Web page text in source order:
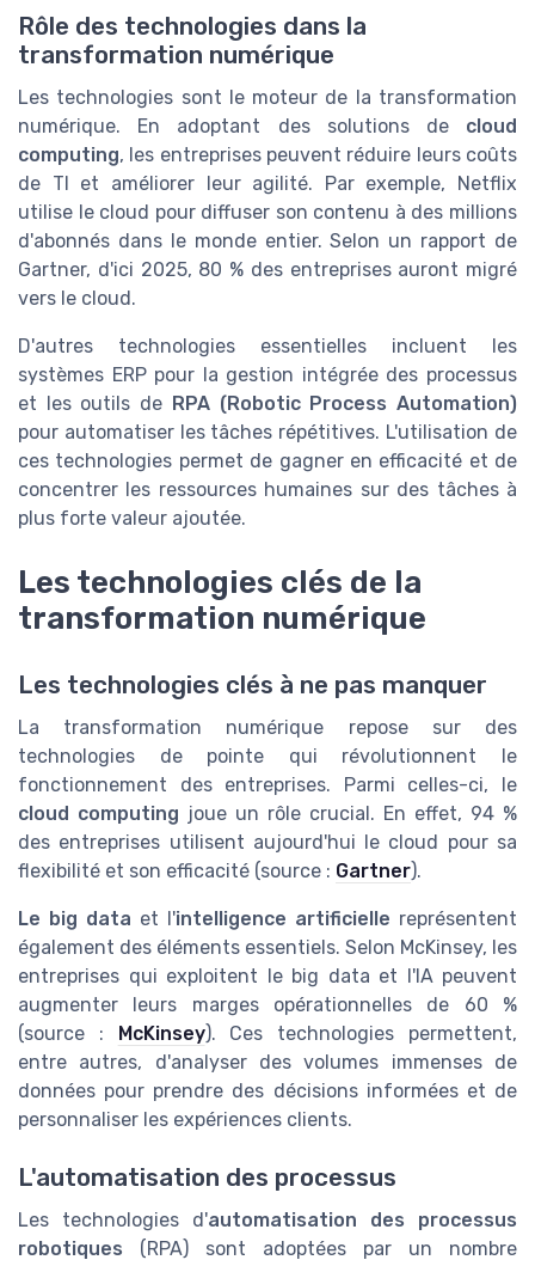
Rôle des technologies dans la
transformation numérique
Les technologies sont le moteur de la transformation
numérique. En adoptant des solutions de cloud
computing, les entreprises peuvent réduire leurs coûts
de TI et améliorer leur agilité. Par exemple, Netflix
utilise le cloud pour diffuser son contenu à des millions
d'abonnés dans le monde entier. Selon un rapport de
Gartner, d'ici 2025, 80 % des entreprises auront migré
vers le cloud.
D'autres technologies essentielles incluent les
systèmes ERP pour la gestion intégrée des processus
et les outils de RPA (Robotic Process Automation)
pour automatiser les tâches répétitives. L'utilisation de
ces technologies permet de gagner en efficacité et de
concentrer les ressources humaines sur des tâches à
plus forte valeur ajoutée.
Les technologies clés de la
transformation numérique
Les technologies clés à ne pas manquer
La transformation numérique repose sur des
technologies de pointe qui révolutionnent le
fonctionnement des entreprises. Parmi celles-ci, le
cloud computing joue un rôle crucial. En effet, 94 %
des entreprises utilisent aujourd'hui le cloud pour sa
flexibilité et son efficacité (source : Gartner).
Le big data et l'intelligence artificielle représentent
également des éléments essentiels. Selon McKinsey, les
entreprises qui exploitent le big data et l'IA peuvent
augmenter leurs marges opérationnelles de 60 %
(source : McKinsey). Ces technologies permettent,
entre autres, d'analyser des volumes immenses de
données pour prendre des décisions informées et de
personnaliser les expériences clients.
L'automatisation des processus
Les technologies d'automatisation des processus
robotiques (RPA) sont adoptées par un nombre